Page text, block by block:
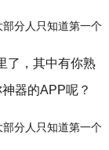
了，其中有你熟
器的APP呢？